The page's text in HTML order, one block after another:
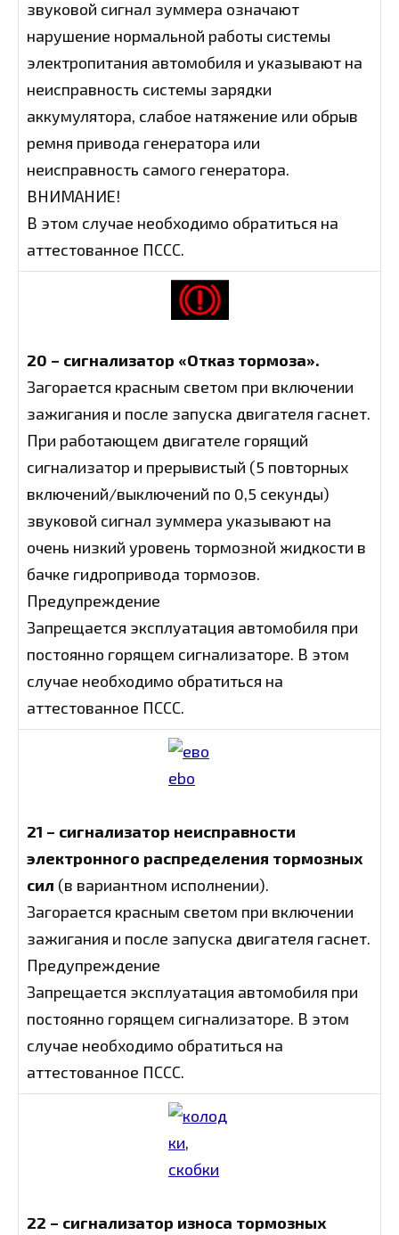
звуковой сигнал зуммера означают
нарушение нормальной работы системы
электропитания автомобиля и указывают на
неисправность системы зарядки
аккумулятора, слабое натяжение или обрыв
ремня привода генератора или
неисправность самого генератора.
ВНИМАНИЕ!
В этом случае необходимо обратиться на
аттестованное ПССС.
20 – сигнализатор «Отказ тормоза».
Загорается красным светом при включении
зажигания и после запуска двигателя гаснет.
При работающем двигателе горящий
сигнализатор и прерывистый (5 повторных
включений/выключений по 0,5 секунды)
звуковой сигнал зуммера указывают на
очень низкий уровень тормозной жидкости в
бачке гидропривода тормозов.
Предупреждение
Запрещается эксплуатация автомобиля при
постоянно горящем сигнализаторе. В этом
случае необходимо обратиться на
аттестованное ПССС.
21 – сигнализатор неисправности
электронного распределения тормозных
сил (в вариантном исполнении).
Загорается красным светом при включении
зажигания и после запуска двигателя гаснет.
Предупреждение
Запрещается эксплуатация автомобиля при
постоянно горящем сигнализаторе. В этом
случае необходимо обратиться на
аттестованное ПССС.
22 – сигнализатор износа тормозных